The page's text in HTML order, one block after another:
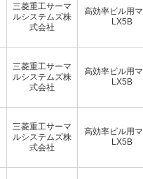
三菱重工サーマ
ルシステムズ株
式会社
高効率ビル用
LX5B
三菱重工サーマ
ルシステムズ株
式会社
高効率ビル用
LX5B
三菱重工サーマ
ルシステムズ株
式会社
高効率ビル用
LX5B